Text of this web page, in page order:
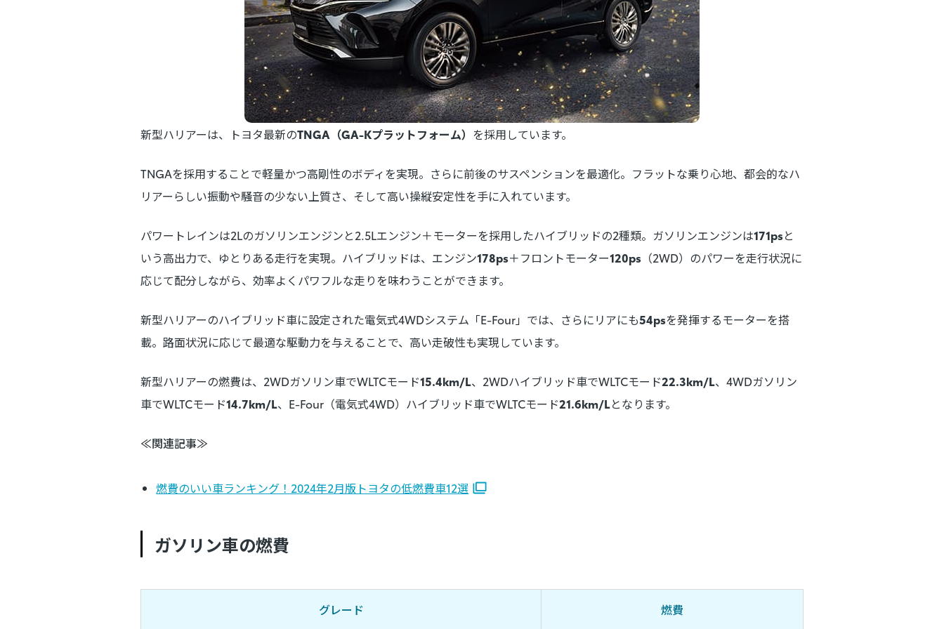
新型ハリアーは、トヨタ最新のTNGA（GA-Kプラットフォーム） を採用しています。
TNGAを採用することで軽量かつ高剛性のボディを実現。さらに前後のサスペンションを最適化。フラットな乗り心地、都会的なハ
リアーらしい振動や騒音の少ない上質さ、そして高い操縦安定性を手に入れています。
パワートレインは2Lのガソリンエンジンと2.5Lエンジン＋モーターを採用したハイブリッドの2種類。ガソリンエンジンは171psと
いう高出力で、ゆとりある走行を実現。ハイブリッドは、エンジン178ps＋フロントモーター120ps （2WD）のパワーを走行状況に
応じて配分しながら、効率よくパワフルな走りを味わうことができます。
新型ハリアーのハイブリッド車に設定された電気式4WDシステム「E-Four」では、さらにリアにも54psを発揮するモーターを搭
載。路面状況に応じて最適な駆動力を与えることで、高い走破性も実現しています。
新型ハリアーの燃費は、2WDガソリン車でWLTCモード15.4km/L、2WDハイブリッド車でWLTCモード22.3km/L、4WDガソリン
車でWLTCモード14.7km/L、E-Four（電気式4WD）ハイブリッド車でWLTCモード21.6km/Lとなります。
≪関連記事≫
燃費のいい車ランキング！2024年2月版トヨタの低燃費車12選
ガソリン車の燃費
グレード 燃費